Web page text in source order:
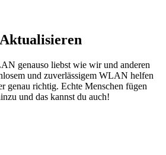
genauso liebst wie wir und anderen
und zuverlässigem WLAN helfen
genau richtig. Echte Menschen fügen
und das kannst du auch!